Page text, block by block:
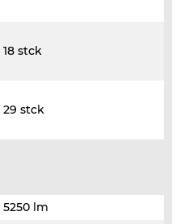
18 stck
29 stck
5250 lm